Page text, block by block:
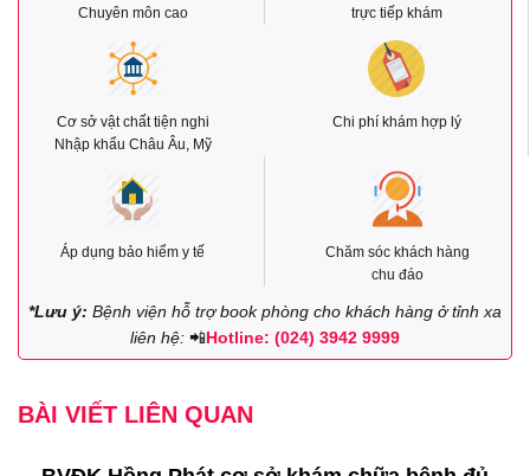
Chuyên môn cao
trực tiếp khám
Cơ sở vật chất tiện nghi
Nhập khẩu Châu Âu, Mỹ
Chi phí khám hợp lý
Áp dụng bảo hiểm y tế
Chăm sóc khách hàng
chu đáo
*Lưu ý: Bệnh viện hỗ trợ book phòng cho khách hàng ở tỉnh xa
liên hệ: 📲Hotline: (024) 3942 9999
BÀI VIẾT LIÊN QUAN